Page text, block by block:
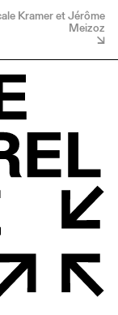
Kramer et Jérôme
Meizoz